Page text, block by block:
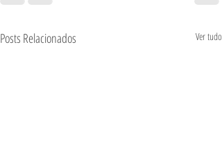
Posts Relacionados Ver tudo